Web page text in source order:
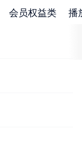
会员权益类 播